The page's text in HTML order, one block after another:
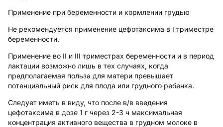
Применение при беременности и кормлении грудью
Не рекомендуется применение цефотаксима в I триместре
беременности.
Применение во II и III триместрах беременности и в период
лактации возможно лишь в тех случаях, когда
предполагаемая польза для матери превышает
потенциальный риск для плода или грудного ребенка.
Следует иметь в виду, что после в/в введения
цефотаксима в дозе 1 г через 2-3 ч максимальная
концентрация активного вещества в грудном молоке в